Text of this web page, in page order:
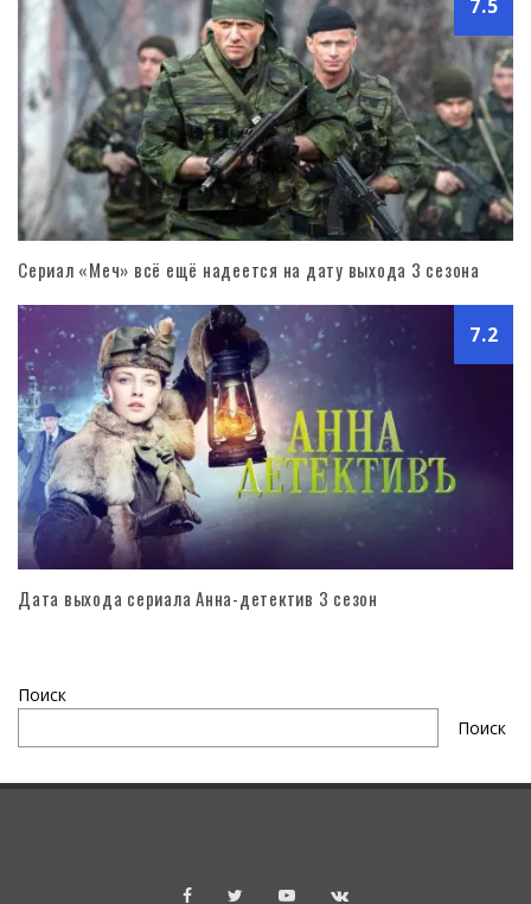
Сериал «Меч» всё ещё надеется на дату выхода 3 сезона
7.2
Дата выхода сериала Анна-детектив 3 сезон
Поиск
Поиск